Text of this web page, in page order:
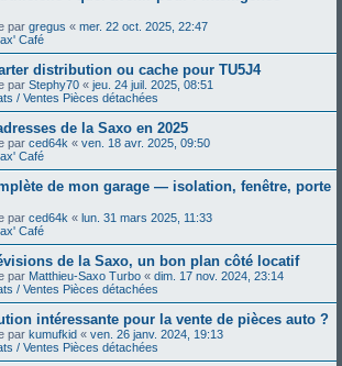
par gregus « mer. 22 oct. 2025, 22:47
Café
distribution ou cache pour TU5J4
par Stephy70 « jeu. 24 juil. 2025, 08:51
/ Ventes Pièces détachées
de la Saxo en 2025
par ced64k « ven. 18 avr. 2025, 09:50
Café
de mon garage — isolation, fenêtre, porte
par ced64k « lun. 31 mars 2025, 11:33
Café
de la Saxo, un bon plan côté locatif
par Matthieu-Saxo Turbo « dim. 17 nov. 2024, 23:14
/ Ventes Pièces détachées
intéressante pour la vente de pièces auto ?
par kumufkid « ven. 26 janv. 2024, 19:13
/ Ventes Pièces détachées